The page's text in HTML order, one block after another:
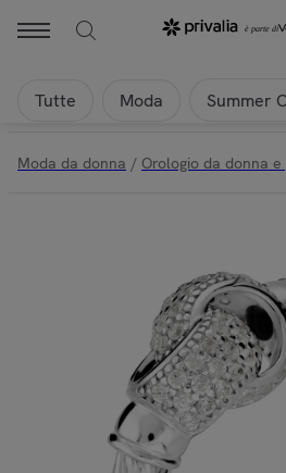
Tutte Moda Summer
Moda da donna / Orologio da donna e